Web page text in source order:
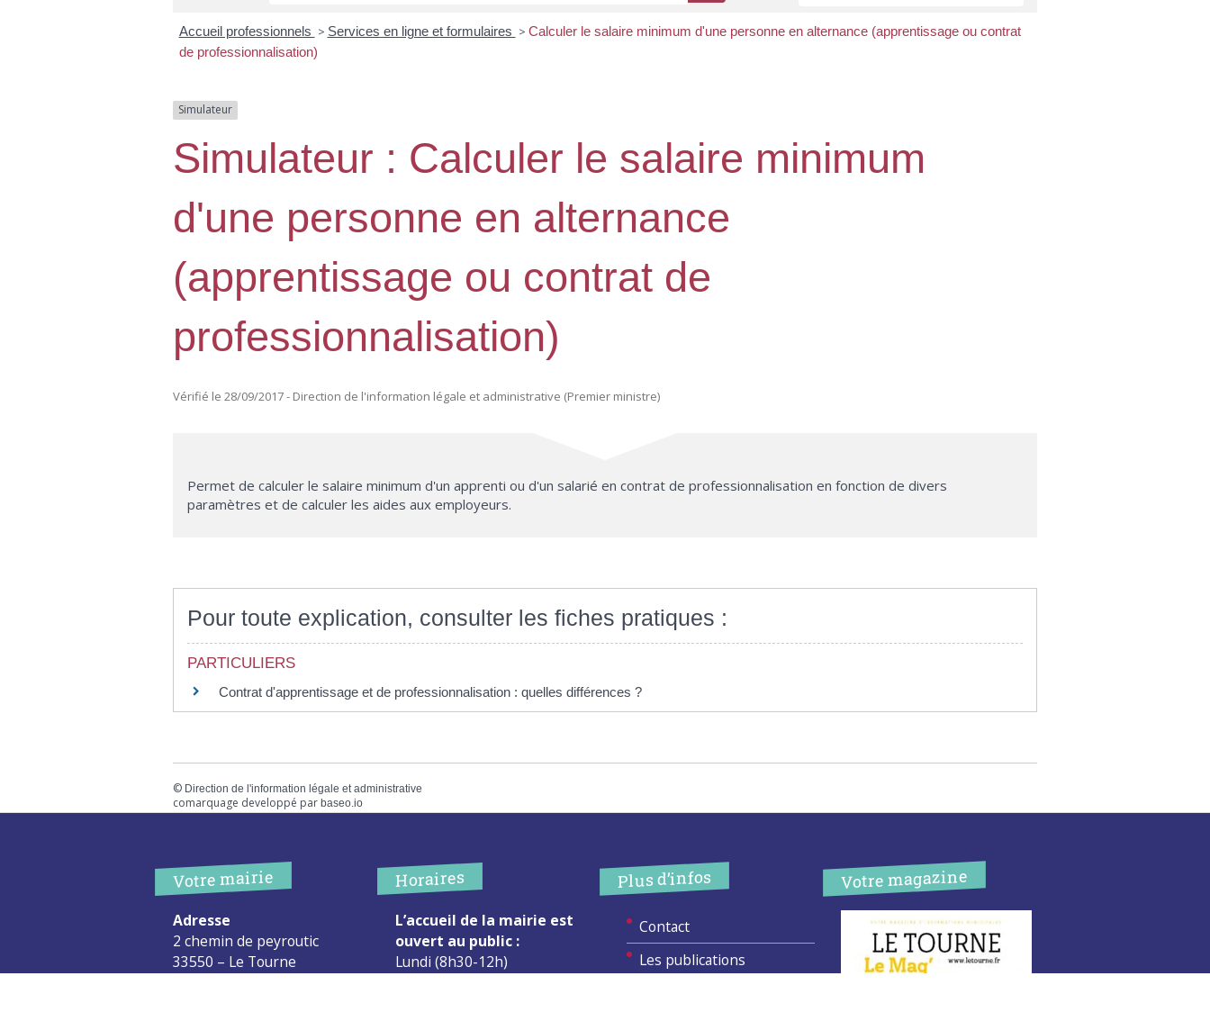
Accueil professionnels > Services en ligne et formulaires > Calculer le salaire minimum d'une personne en alternance (apprentissage ou contrat
de professionnalisation)
Simulateur
Simulateur : Calculer le salaire minimum
d'une personne en alternance
(apprentissage ou contrat de
professionnalisation)
Vérifié le 28/09/2017 - Direction de l'information légale et administrative (Premier ministre)
Permet de calculer le salaire minimum d'un apprenti ou d'un salarié en contrat de professionnalisation en fonction de divers
paramètres et de calculer les aides aux employeurs.
Pour toute explication, consulter les fiches pratiques :
PARTICULIERS
Contrat d'apprentissage et de professionnalisation : quelles différences ?
© Direction de l'information légale et administrative
comarquage developpé par baseo.io
Votre mairie
Adresse
2 chemin de peyroutic
33550 – Le Tourne
Horaires
L’accueil de la mairie est
ouvert au public :
Lundi (8h30-12h)
Plus d’infos
Contact
Les publications
Votre magazine